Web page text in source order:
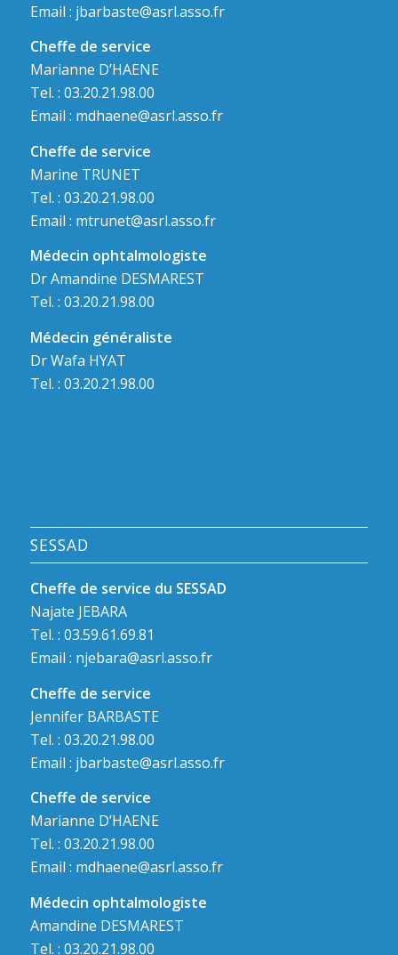
Email : jbarbaste@asrl.asso.fr
Cheffe de service
Marianne D’HAENE
Tel. : 03.20.21.98.00
Email : mdhaene@asrl.asso.fr
Cheffe de service
Marine TRUNET
Tel. : 03.20.21.98.00
Email : mtrunet@asrl.asso.fr
Médecin ophtalmologiste
Dr Amandine DESMAREST
Tel. : 03.20.21.98.00
Médecin généraliste
Dr Wafa HYAT
Tel. : 03.20.21.98.00
SESSAD
Cheffe de service du SESSAD
Najate JEBARA
Tel. : 03.59.61.69.81
Email : njebara@asrl.asso.fr
Cheffe de service
Jennifer BARBASTE
Tel. : 03.20.21.98.00
Email : jbarbaste@asrl.asso.fr
Cheffe de service
Marianne D’HAENE
Tel. : 03.20.21.98.00
Email : mdhaene@asrl.asso.fr
Médecin ophtalmologiste
Amandine DESMAREST
Tel. : 03.20.21.98.00